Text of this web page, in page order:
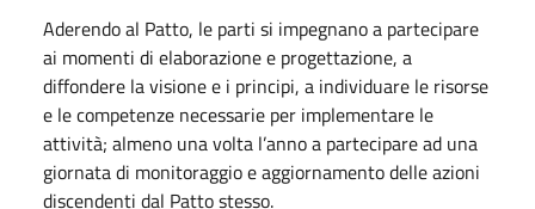
Aderendo al Patto, le parti si impegnano a partecipare
ai momenti di elaborazione e progettazione, a
diffondere la visione e i principi, a individuare le risorse
e le competenze necessarie per implementare le
attività; almeno una volta l’anno a partecipare ad una
giornata di monitoraggio e aggiornamento delle azioni
discendenti dal Patto stesso.